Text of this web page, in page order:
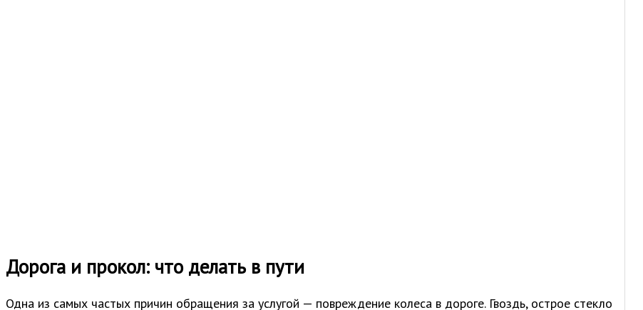
Дорога и прокол: что делать в пути
Одна из самых частых причин обращения за услугой — повреждение колеса в дороге. Гвоздь, острое стекло